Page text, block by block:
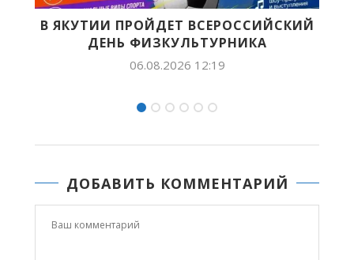
ПРОДОЛЖАЕТСЯ ПРИЕМ ЗАЯВОК
СОИСКАНИЕ VII
05.08.2026 15:24
ДОБАВИТЬ КОММЕНТАРИЙ